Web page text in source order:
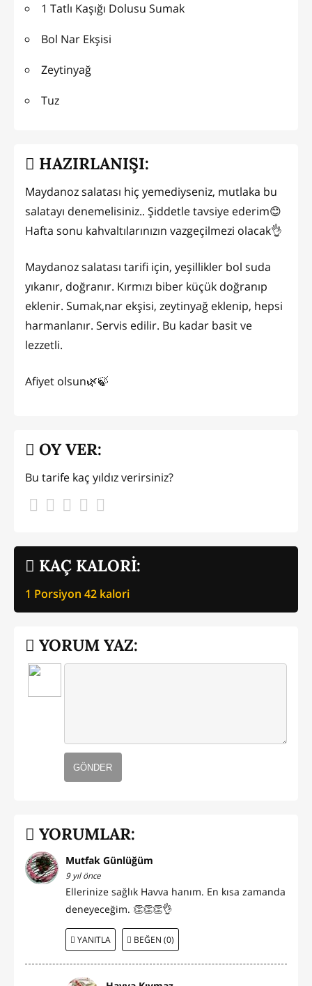
1 Tatlı Kaşığı Dolusu Sumak
Bol Nar Ekşisi
Zeytinyağ
Tuz
HAZIRLANIŞI:
Maydanoz salatası hiç yemediyseniz, mutlaka bu
salatayı denemelisiniz.. Şiddetle tavsiye ederim😊
Hafta sonu kahvaltılarınızın vazgeçilmezi olacak👌
Maydanoz salatası tarifi için, yeşillikler bol suda
yıkanır, doğranır. Kırmızı biber küçük doğranıp
eklenir. Sumak,nar ekşisi, zeytinyağ eklenip, hepsi
harmanlanır. Servis edilir. Bu kadar basit ve
lezzetli.
Afiyet olsun🌿🍃
KAÇ KALORİ:
1 Porsiyon 42 kalori
OY VER:
Bu tarife kaç yıldız verirsiniz?
YORUM YAZ:
GÖNDER
YORUMLAR:
Mutfak Günlüğüm
9 yıl önce
Ellerinize sağlık Havva hanım. En kısa zamanda
deneyeceğim. 👏👏👏👌
YANITLA BEĞEN (0)